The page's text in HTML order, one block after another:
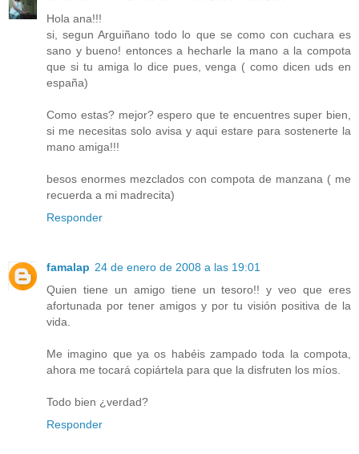
Hola ana!!!
si, segun Arguiñano todo lo que se como con cuchara es
sano y bueno! entonces a hecharle la mano a la compota
que si tu amiga lo dice pues, venga ( como dicen uds en
españa)
Como estas? mejor? espero que te encuentres super bien,
si me necesitas solo avisa y aqui estare para sostenerte la
mano amiga!!!
besos enormes mezclados con compota de manzana ( me
recuerda a mi madrecita)
Responder
famalap 24 de enero de 2008 a las 19:01
Quien tiene un amigo tiene un tesoro!! y veo que eres
afortunada por tener amigos y por tu visión positiva de la
vida.
Me imagino que ya os habéis zampado toda la compota,
ahora me tocará copiártela para que la disfruten los míos.
Todo bien ¿verdad?
Responder